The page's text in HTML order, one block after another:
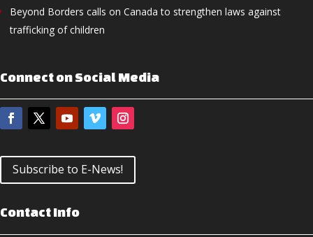
Beyond Borders calls on Canada to strengthen laws against
trafficking of children
Connect on Social Media
Subscribe to E-News!
Contact Info